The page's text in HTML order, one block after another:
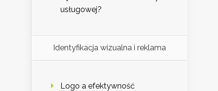
usługowej?
Identyfikacja wizualna i reklama
Logo a efektywność